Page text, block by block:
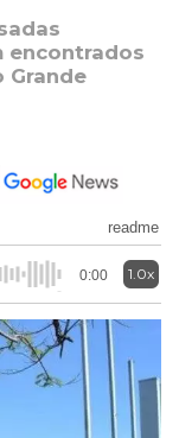
encontrados
Grande
readme
0:00 1.0x